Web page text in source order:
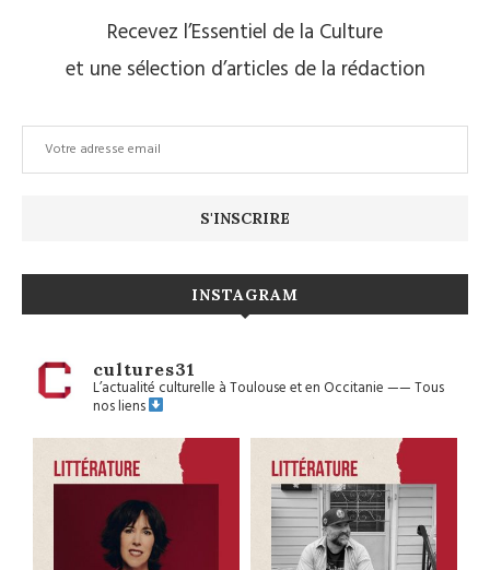
Recevez l’Essentiel de la Culture
et une sélection d’articles de la rédaction
INSTAGRAM
cultures31
L’actualité culturelle à Toulouse et en Occitanie——Tous
nos liens